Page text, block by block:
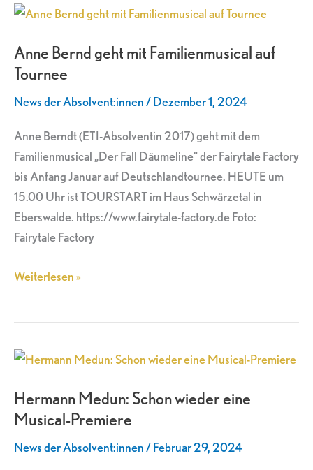
Anne Bernd geht mit Familienmusical auf
Tournee
News der Absolvent:innen/Dezember 1, 2024
Anne Berndt (ETI-Absolventin 2017) geht mit dem
Familienmusical „Der Fall Däumeline“ der Fairytale Factory
bis Anfang Januar auf Deutschlandtournee. HEUTE um
15.00 Uhr ist TOURSTART im Haus Schwärzetal in
Eberswalde. https://www.fairytale-factory.de Foto:
Fairytale Factory
Anne
geht
mit
Tournee
Weiterlesen »
Hermann Medun: Schon wieder eine
Musical-Premiere
News der Absolvent:innen/Februar 29, 2024
Hermann
Schon
wieder